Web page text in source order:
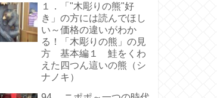
１．「"木彫りの熊"好
き」の方には読んでほし
い～価格の違いがわか
る！「木彫りの熊」の見
方 基本編１ 鮭をくわ
えた四つん這いの熊（シ
ナノキ）